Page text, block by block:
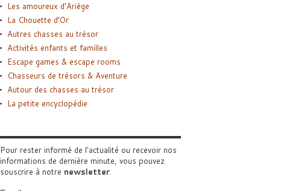
Les amoureux d’Ariège
La Chouette d’Or
Autres chasses au trésor
Activités enfants et familles
Escape games & escape rooms
Chasseurs de trésors & Aventure
Autour des chasses au trésor
La petite encyclopédie
Pour rester informé de l'actualité ou recevoir nos
informations de dernière minute, vous pouvez
souscrire à notre newsletter.